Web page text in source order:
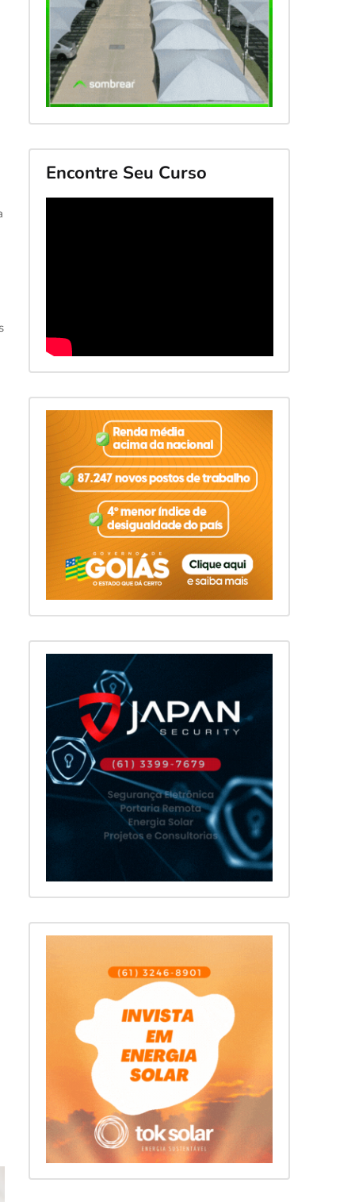
Encontre Seu Curso